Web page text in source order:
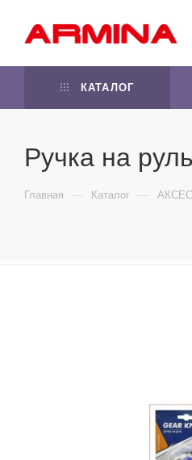
КАТАЛОГ
Ручка на
Главная — Каталог —